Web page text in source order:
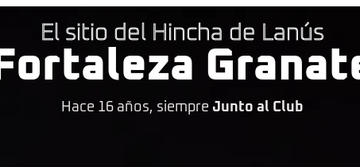
El sitio del Hincha de Lanús
Fortaleza
Hace 16 años, siempre Junto al Club